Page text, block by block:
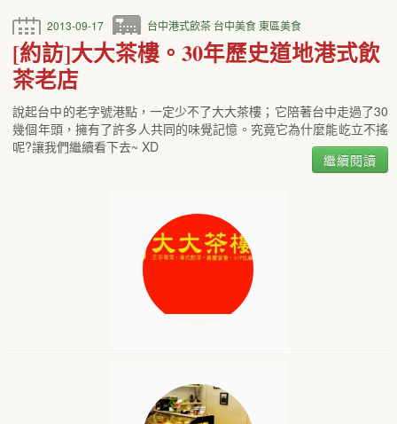
2013-09-17 台中港式飲茶 台中美食東區美食
[約訪]大大茶樓。30年歷史道地港式飲
茶老店
說起台中的老字號港點，一定少不了大大茶樓；它陪著台中走過了30
幾個年頭，擁有了許多人共同的味覺記憶。究竟它為什麼能屹立不搖
呢?讓我們繼續看下去~ XD
繼續閱讀